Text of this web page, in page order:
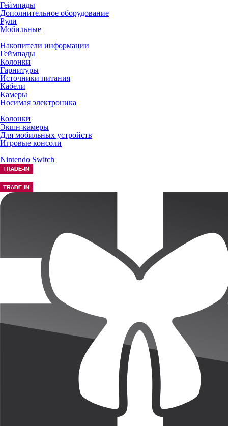
Геймпады
Дополнительное оборудование
Рули
Мобильные
Накопители информации
Геймпады
Колонки
Гарнитуры
Источники питания
Кабели
Камеры
Носимая электроника
Колонки
Экшн-камеры
Для мобильных устройств
Игровые консоли
Nintendo Switch